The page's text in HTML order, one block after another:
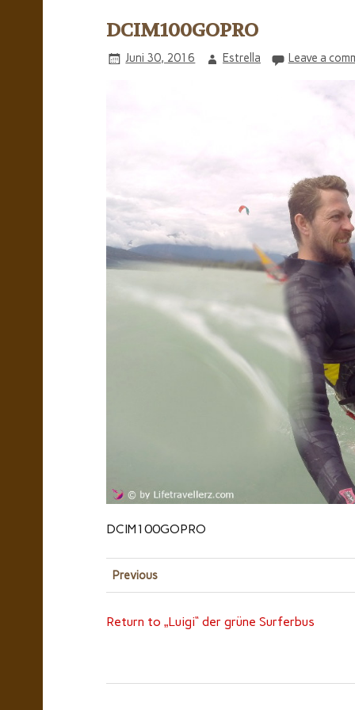
DCIM100GOPRO
Juni 30, 2016 Estrella Leave a
DCIM100GOPRO
Previous
Return to „Luigi“ der grüne Surferbus